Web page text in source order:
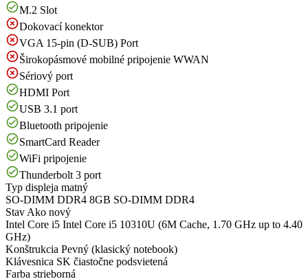
M.2 Slot
Dokovací konektor
VGA 15-pin (D-SUB) Port
Širokopásmové mobilné pripojenie WWAN
Sériový port
HDMI Port
USB 3.1 port
Bluetooth pripojenie
SmartCard Reader
WiFi pripojenie
Thunderbolt 3 port
Typ displeja matný
SO-DIMM DDR4 8GB SO-DIMM DDR4
Stav Ako nový
Intel Core i5 Intel Core i5 10310U (6M Cache, 1.70 GHz up to 4.40
GHz)
Konštrukcia Pevný (klasický notebook)
Klávesnica SK čiastočne podsvietená
Farba strieborná